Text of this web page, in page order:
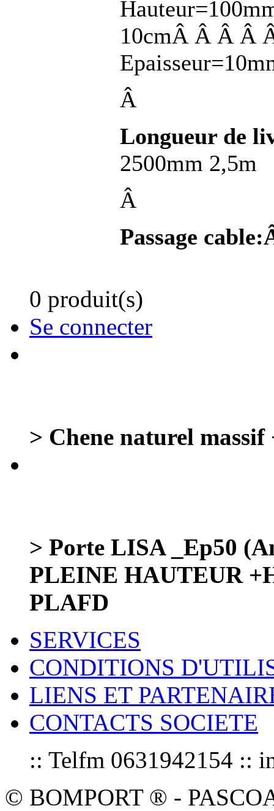
10cmÂ Â Â Â
Â
Longueur de
2500mm 2,5m
Â
Passage
0 produit(s)
Se connecter
> Chene naturel
> Porte LISA _Ep50
PLEINE HAUTEUR
PLAFD
SERVICES
CONDITIONS
LIENS ET
CONTACTS SOCIETE
:: Telfm 0631942154 ::
© BOMPORT ® -